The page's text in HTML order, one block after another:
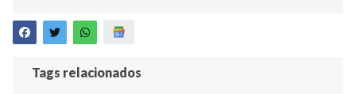
Tags relacionados